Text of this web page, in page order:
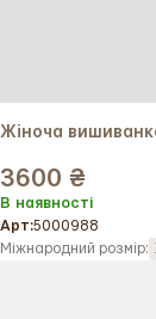
Жіноча
3600 ₴
В наявності
Арт:5000988
Міжнародний розмір: